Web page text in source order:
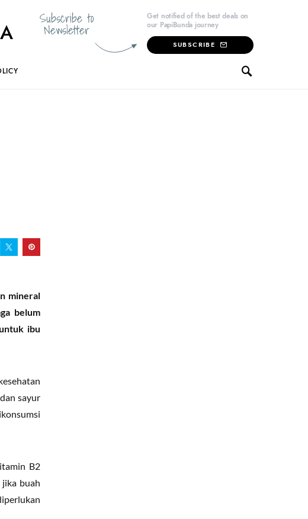
Subscribe to
Newsletter
Get notified of the best deals on
our PapiBunda journey
SUBSCRIBE
mineral
belum
ibu
sayur
B2
buah